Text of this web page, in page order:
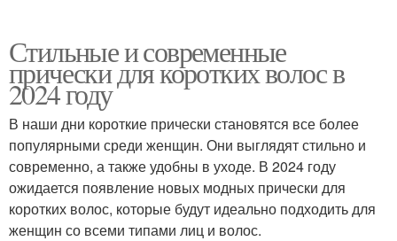
Стильные и современные
прически для коротких волос в
2024 году
В наши дни короткие прически становятся все более
популярными среди женщин. Они выглядят стильно и
современно, а также удобны в уходе. В 2024 году
ожидается появление новых модных прически для
коротких волос, которые будут идеально подходить для
женщин со всеми типами лиц и волос.